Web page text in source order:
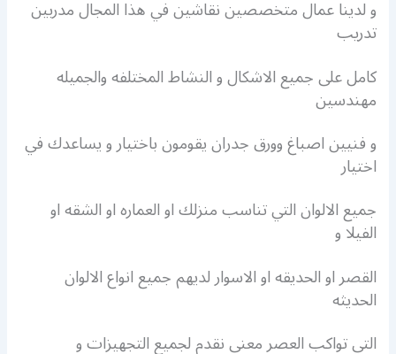
و لدينا عمال متخصصين نقاشين في هذا المجال مدربين
تدريب
كامل على جميع الاشكال و النشاط المختلفه والجميله
مهندسين
و فنيين اصباغ وورق جدران يقومون باختيار و يساعدك في
اختيار
جميع الالوان التي تناسب منزلك او العماره او الشقه او
الفيلا و
القصر او الحديقه او الاسوار لديهم جميع انواع الالوان
الحديثه
التي تواكب العصر معنى نقدم لجميع التجهيزات و